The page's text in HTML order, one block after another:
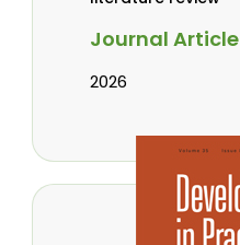
Journal Article
2026